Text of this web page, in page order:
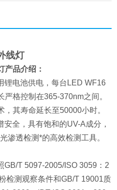
线灯
产品介绍：
锂电池供电，每台 LEDWF16
严格控制在365-370nm之间。
，其寿命延长至50000小时。
安全，具有饱和的UV-A成分，
渗透检测*的高效检测工具。
GB/T 5097-2005/ISO 3059：2
检测观察条件和GB/T 19001质